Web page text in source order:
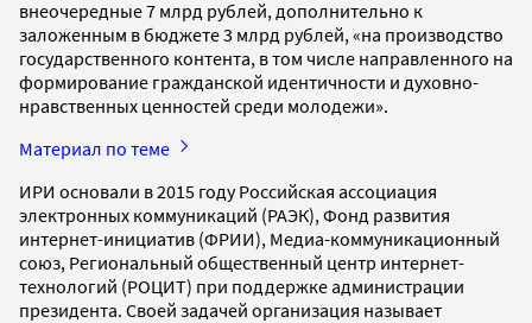
внеочередные 7 млрд рублей, дополнительно к
заложенным в бюджете 3 млрд рублей, «на производство
государственного контента, в том числе направленного на
формирование гражданской идентичности и духовно-
нравственных ценностей среди молодежи».
Материал по теме
ИРИ основали в 2015 году Российская ассоциация
электронных коммуникаций (РАЭК), Фонд развития
интернет-инициатив (ФРИИ), Медиа-коммуникационный
союз, Региональный общественный центр интернет-
технологий (РОЦИТ) при поддержке администрации
президента. Своей задачей организация называет